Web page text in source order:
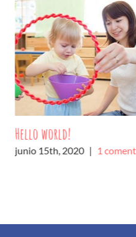
Hello world!
junio 15th, 2020 | 1